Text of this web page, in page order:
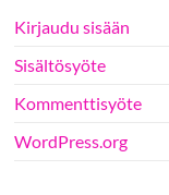
Kirjaudu sisään
Sisältösyöte
Kommenttisyöte
WordPress.org